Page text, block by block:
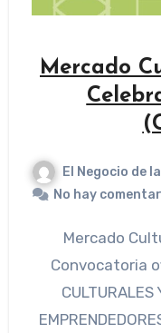
Mercado
El Negocio de
No hay
Mercado Cultural del Caribe #MCC2018
Convocatoria
CULTURALES